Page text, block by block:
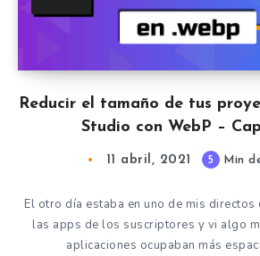
Reducir el tamaño de tus
Studio con WebP –
11 abril, 2021 5 Min
El otro día estaba en uno de mis directos
las apps de los suscriptores y vi algo
aplicaciones ocupaban más